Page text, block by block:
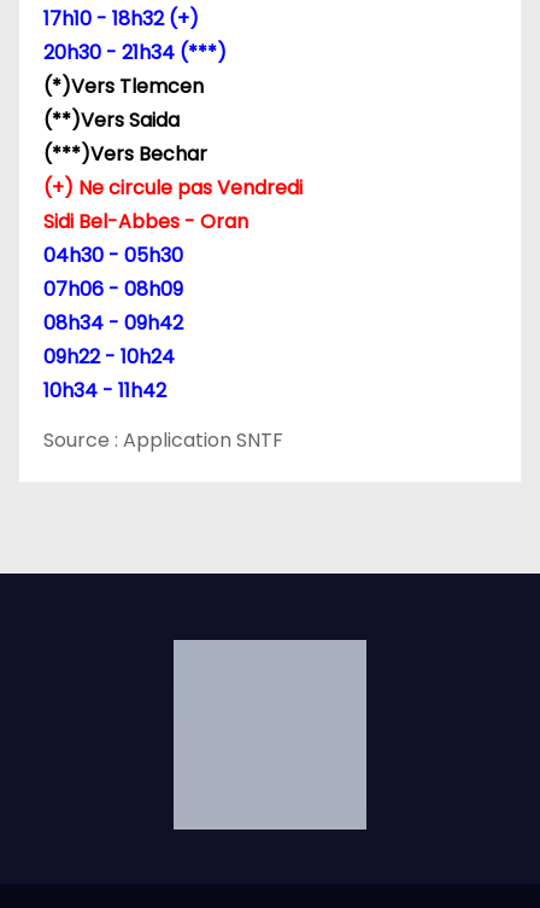
a
r
t
c
e
17h10 - 18h32 (+)
20h30 - 21h34 (***)
(*)Vers Tlemcen
(**)Vers Saida
(***)Vers Bechar
(+) Ne circule pas Vendredi
Sidi Bel-Abbes - Oran
04h30 - 05h30
07h06 - 08h09
08h34 - 09h42
09h22 - 10h24
10h34 - 11h42
Source : Application SNTF